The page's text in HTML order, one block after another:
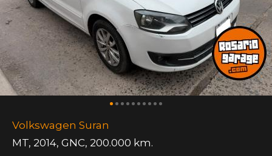
Volkswagen Suran
MT, 2014, GNC, 200.000 km.